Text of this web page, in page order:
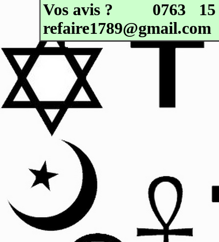
Vos avis ? 0763
refaire1789@gmail.com